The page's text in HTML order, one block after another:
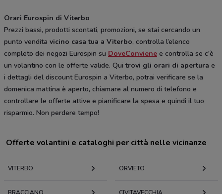
Orari Eurospin di Viterbo
Prezzi bassi, prodotti scontati, promozioni, se stai cercando un
punto vendita vicino casa tua a Viterbo, controlla l’elenco
completo dei negozi Eurospin su DoveConviene e controlla se c'è
un volantino con le offerte valide. Quitrovi gli orari di apertura e
i dettagli del discount Eurospin a Viterbo, potrai verificare se la
domenica mattina è aperto, chiamare al numero di telefono e
controllare le offerte attive e pianificare la spesa e quindi il tuo
risparmio. Non perdere tempo!
Offerte volantini e cataloghi per città nelle vicinanze
VITERBO ORVIETO